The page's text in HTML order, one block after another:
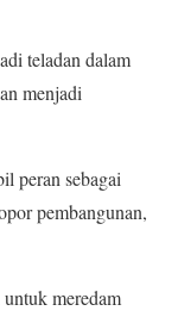
teladan dalam
menjadi
peran sebagai
pembangunan,
meredam